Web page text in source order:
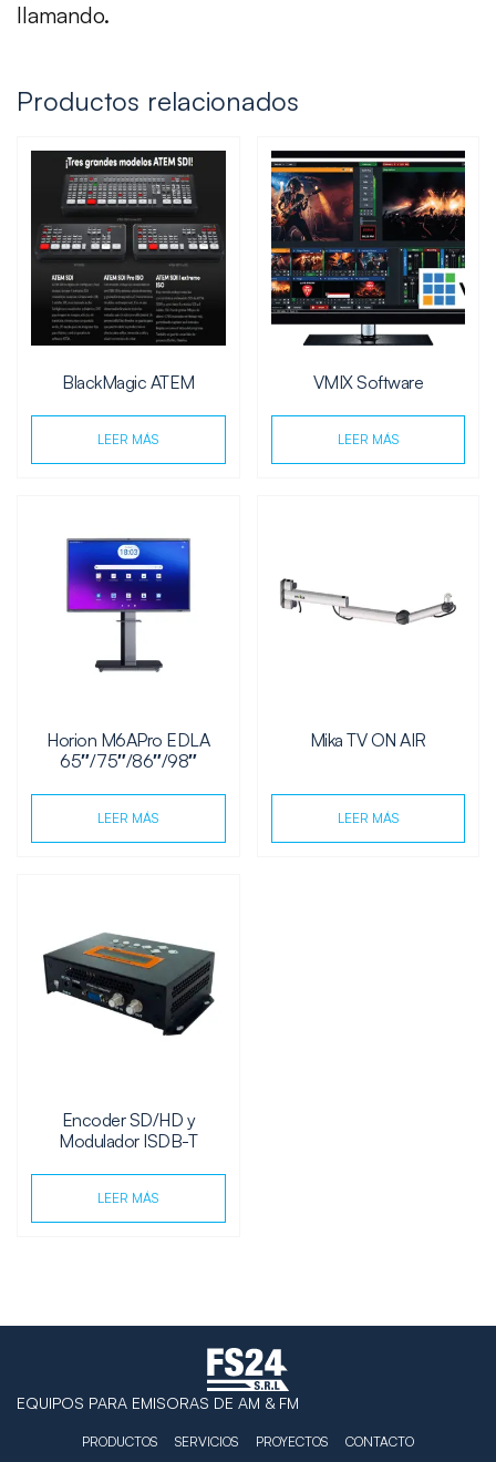
llamando.
Productos relacionados
BlackMagic ATEM
LEER MÁS
VMIX Software
LEER MÁS
Horion M6APro EDLA
65″/75″/86″/98″
LEER MÁS
Mika TV ON AIR
LEER MÁS
Encoder SD/HD y
Modulador ISDB-T
LEER MÁS
EQUIPOS PARA EMISORAS DE AM & FM
PRODUCTOS SERVICIOS PROYECTOS CONTACTO